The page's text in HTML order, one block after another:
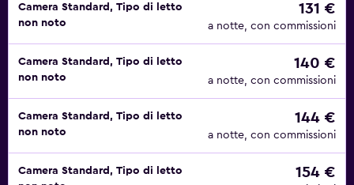
Camera Standard, Tipo di letto
non noto
131 €
a notte, con commissioni
Camera Standard, Tipo di letto
non noto
140 €
a notte, con commissioni
Camera Standard, Tipo di letto
non noto
144 €
a notte, con commissioni
Camera Standard, Tipo di letto
154 €